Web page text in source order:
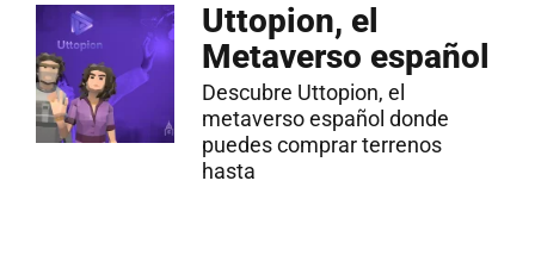
Uttopion, el
Metaverso español
Descubre Uttopion, el
metaverso español donde
puedes comprar terrenos
hasta